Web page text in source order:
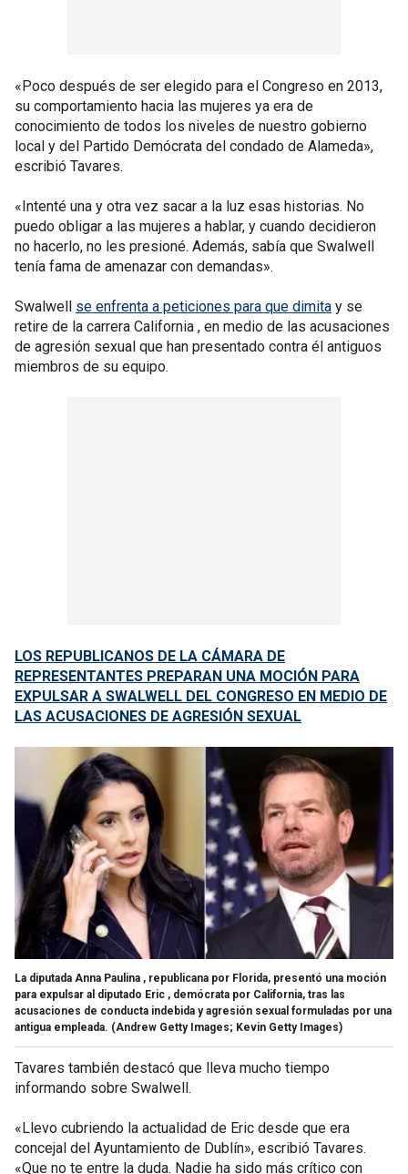
«Poco después de ser elegido para el Congreso en 2013,
su comportamiento hacia las mujeres ya era de
conocimiento de todos los niveles de nuestro gobierno
local y del Partido Demócrata del condado de Alameda»,
escribió Tavares.
«Intenté una y otra vez sacar a la luz esas historias. No
puedo obligar a las mujeres a hablar, y cuando decidieron
no hacerlo, no les presioné. Además, sabía que Swalwell
tenía fama de amenazar con demandas».
Swalwell se enfrenta a peticiones para que dimita y se
retire de la carrera California , en medio de las acusaciones
de agresión sexual que han presentado contra él antiguos
miembros de su equipo.
LOS REPUBLICANOS DE LA CÁMARA DE
REPRESENTANTES PREPARAN UNA MOCIÓN PARA
EXPULSAR A SWALWELL DEL CONGRESO EN MEDIO DE
LAS ACUSACIONES DE AGRESIÓN SEXUAL
La diputada Anna Paulina , republicana por Florida, presentó una moción
para expulsar al diputado Eric , demócrata por California, tras las
acusaciones de conducta indebida y agresión sexual formuladas por una
antigua empleada. (Andrew Getty Images; Kevin Getty Images)
Tavares también destacó que lleva mucho tiempo
informando sobre Swalwell.
«Llevo cubriendo la actualidad de Eric desde que era
concejal del Ayuntamiento de Dublín», escribió Tavares.
«Que no te entre la duda. Nadie ha sido más crítico con